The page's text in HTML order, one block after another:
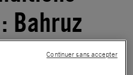
Bahruz
Continuer sans accepter